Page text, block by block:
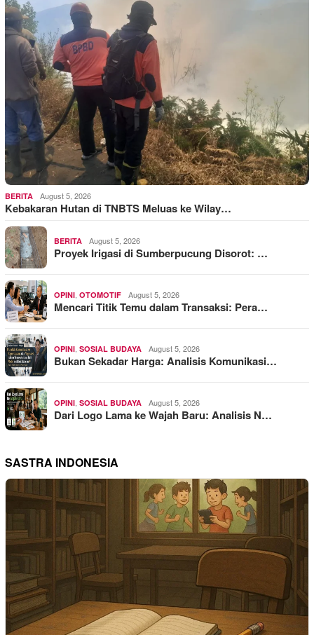
BERITA August 5, 2026
Kebakaran Hutan di TNBTS Meluas ke Wilay…
BERITA August 5, 2026
Proyek Irigasi di Sumberpucung Disorot: …
OPINI, OTOMOTIF August 5, 2026
Mencari Titik Temu dalam Transaksi: Pera…
OPINI, SOSIAL BUDAYA August 5, 2026
Bukan Sekadar Harga: Analisis Komunikasi…
OPINI, SOSIAL BUDAYA August 5, 2026
Dari Logo Lama ke Wajah Baru: Analisis N…
SASTRA INDONESIA